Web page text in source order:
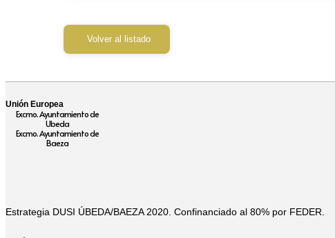
Volver al listado
Unión Europea
Excmo. Ayuntamiento de
Ubeda
Excmo. Ayuntamiento de
Baeza
Estrategia DUSI ÚBEDA/BAEZA 2020. Confinanciado al 80% por FEDER.